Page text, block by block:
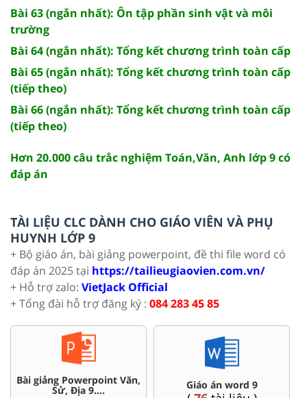
Bài 63 (ngắn nhất): Ôn tập phần sinh vật và môi
trường
Bài 64 (ngắn nhất): Tổng kết chương trình toàn cấp
Bài 65 (ngắn nhất): Tổng kết chương trình toàn cấp
(tiếp theo)
Bài 66 (ngắn nhất): Tổng kết chương trình toàn cấp
(tiếp theo)
Hơn 20.000 câu trắc nghiệm Toán,Văn, Anh lớp 9 có
đáp án
TÀI LIỆU CLC DÀNH CHO GIÁO VIÊN VÀ PHỤ
HUYNH LỚP 9
+ Bộ giáo án, bài giảng powerpoint, đề thi file word có
đáp án 2025 tại https://tailieugiaovien.com.vn/
+ Hỗ trợ zalo: VietJack Official
+ Tổng đài hỗ trợ đăng ký : 084 283 45 85
Giáo án word 9 Chuyên đề dạy thêm Toán,
Lí, Hóa ...9